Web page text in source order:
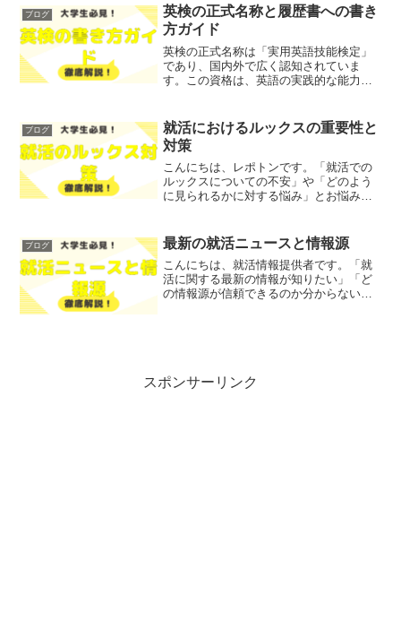
対処法をわかりやすく解説します！レポ
トンこの記事は次のような...
ブログ
英検の正式名称と履歴書への書き
方ガイド
英検の正式名称は「実用英語技能検定」
であり、国内外で広く認知されていま
す。この資格は、英語の実践的な能力を
にどう記載すれば良いのか」と悩んでい
る方も多いのではないでしょう...
ブログ
就活におけるルックスの重要性と
対策
こんにちは、レポトンです。「就活での
ルックスについての不安」や「どのよう
に見られるかに対する悩み」とお悩みで
ついて、わかりやすく解説します！レポ
トンこの記事は次のような...
ブログ 最新の就活ニュースと情報源
こんにちは、就活情報提供者です。「就
活に関する最新の情報が知りたい」「ど
の情報源が信頼できるのか分からない」
スポンサーリンク